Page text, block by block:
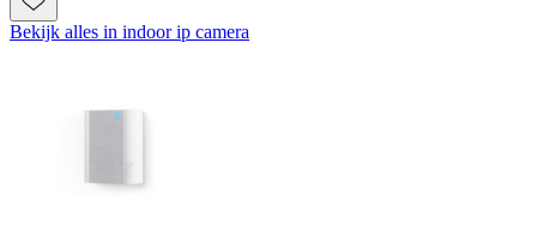
Bekijk alles in indoor ip camera